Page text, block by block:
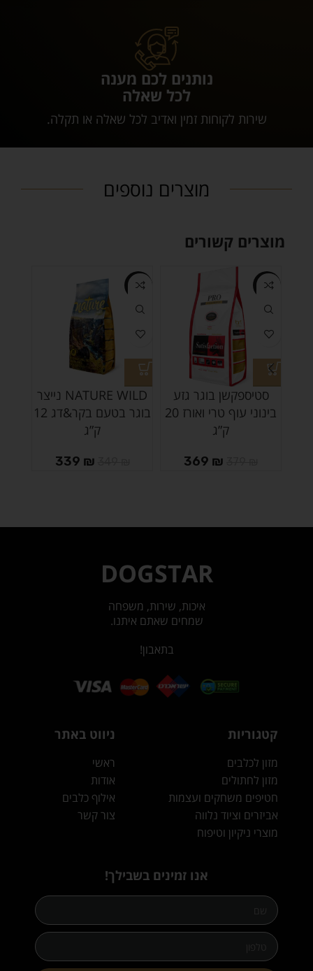
נותנים לכם מענה
לכל שאלה
שירות לקוחות זמין ואדיב לכל שאלה או תקלה.
מוצרים נוספים
מוצרים קשורים
-3%
סטיספקשן בוגר גזע
בינוני עוף טרי ואורז 20
ק”ג
369 ₪
-3%
NATURE WILD נייצר
בוגר בטעם בקר&דג 12
ק”ג
339 ₪
DOGSTAR
איכות, שירות, משפחה
שמחים שאתם איתנו.
בתאבון!
קטגוריות
מזון לכלבים
מזון לחתולים
חטיפים משחקים ועצמות
אביזרים וציוד נלווה
מוצרי ניקיון וטיפוח
ניווט באתר
ראשי
אודות
אילוף כלבים
צור קשר
אנו זמינים בשבילך!